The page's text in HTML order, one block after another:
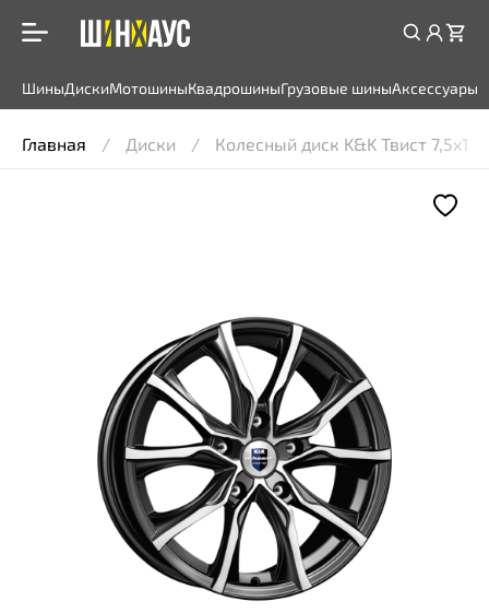
ШиныДискиМотошиныКвадрошиныГрузовые шиныАксессуары
Главная Диски Колесный диск K&K Твист